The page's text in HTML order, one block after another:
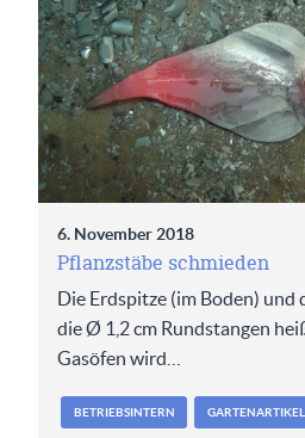
6. November 2018
Pflanzstäbe schmieden
Die Erdspitze (im Boden) und
die Ø 1,2 cm Rundstangen
Gasöfen wird…
BETRIEBSINTERN GARTENARTIKEL